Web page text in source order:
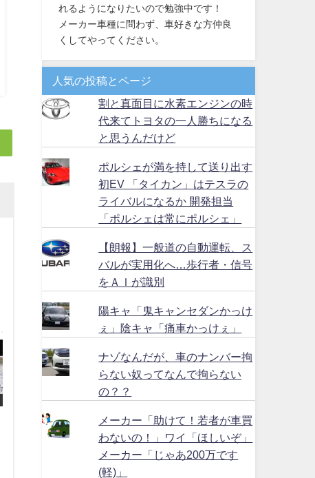
れるようになりたいので勉強中です！
メーカー車種に問わず、車好きな方仲良
くしてやってください。
人気の投稿とページ
割と真面目に水素エンジンの時
代来てトヨタの一人勝ちになる
と思うんだけど
ポルシェが満を持して送り出す
初EV 「タイカン」はテスラの
ライバルになるか 開発担当
「ポルシェは常にポルシェ」
【朗報】一般道の自動運転、ス
バルが実用化へ…歩行者・信号
をＡＩが識別
陽キャ「鬼キャンセダンかっけ
ぇ」陰キャ「痛車かっけぇ」
ナゾなんだが、車のナンバー拘
らない奴ってなんで拘らない
の？？
メーカー「助けて！若者が車買
わないの！」ワイ「ほしいぞ」
メーカー「じゃあ200万です
(軽)」